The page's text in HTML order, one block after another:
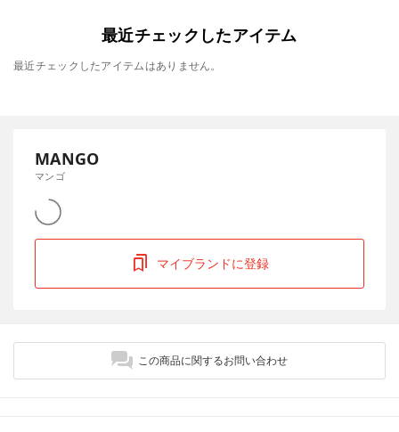
最近チェックしたアイテム
最近チェックしたアイテムはありません。
MANGO
マンゴ
マイブランドに登録
この商品に関するお問い合わせ